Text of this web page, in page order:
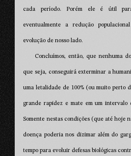
cada período. Porém ele é útil
eventualmente a redução
evolução de nosso lado.
Concluímos, então, que nenhuma
que seja, conseguirá exterminar a
uma letalidade de 100% (ou muito perto
grande rapidez e mate em um intervalo
Somente nestas condições (que até hoje
doença poderia nos dizimar além do
tempo para evoluir defesas biológicas